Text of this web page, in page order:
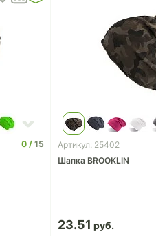
0
15
Артикул: 25402
Шапка BROOKLIN
23.51